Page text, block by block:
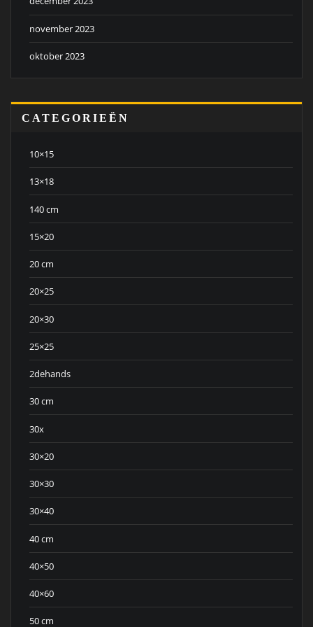
november 2023
oktober 2023
CATEGORIEËN
10×15
13×18
140 cm
15×20
20 cm
20×25
20×30
25×25
2dehands
30 cm
30x
30×20
30×30
30×40
40 cm
40×50
40×60
50 cm